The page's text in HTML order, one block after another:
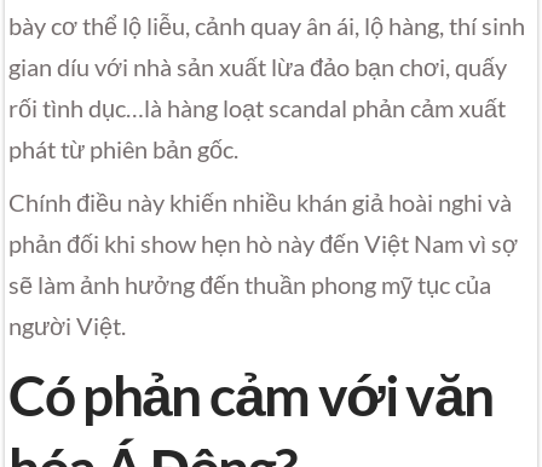
bày cơ thể lộ liễu, cảnh quay ân ái, lộ hàng, thí sinh
gian díu với nhà sản xuất lừa đảo bạn chơi, quấy
rối tình dục…là hàng loạt scandal phản cảm xuất
phát từ phiên bản gốc.
Chính điều này khiến nhiều khán giả hoài nghi và
phản đối khi show hẹn hò này đến Việt Nam vì sợ
sẽ làm ảnh hưởng đến thuần phong mỹ tục của
người Việt.
Có phản cảm với văn